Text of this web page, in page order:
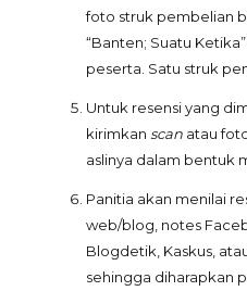
foto struk pembelian
“Banten; Suatu
peserta. Satu struk
Untuk resensi yang
kirimkan scan atau
aslinya dalam bentuk
Panitia akan menilai
web/blog, notes
Blogdetik, Kaskus,
sehingga diharapkan